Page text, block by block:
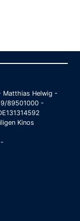
Matthias Helwig -
89501000 -
Kinos
-